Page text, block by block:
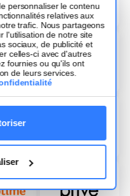
personnaliser le contenu
relatives aux
trafic. Nous partageons
l'utilisation de notre site
sociaux, de publicité et
celles-ci avec d'autres
fournies ou qu'ils ont
de leurs services.